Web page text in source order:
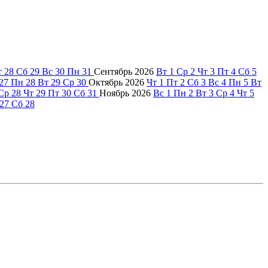
28 Сб 29 Вс 30 Пн 31 Сентябрь 2026 Вт 1 Ср 2 Чт 3 Пт 4 Сб 5
27 Пн 28 Вт 29 Ср 30 Октябрь 2026 Чт 1 Пт 2 Сб 3 Вс 4 Пн 5 Вт
28 Чт 29 Пт 30 Сб 31 Ноябрь 2026 Вс 1 Пн 2 Вт 3 Ср 4 Чт 5
27 Сб 28